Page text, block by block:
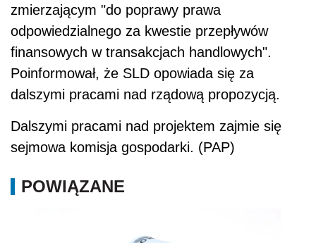
zmierzającym "do poprawy prawa
odpowiedzialnego za kwestie przepływów
finansowych w transakcjach handlowych".
Poinformował, że SLD opowiada się za
dalszymi pracami nad rządową propozycją.
Dalszymi pracami nad projektem zajmie się
sejmowa komisja gospodarki. (PAP)
POWIĄZANE